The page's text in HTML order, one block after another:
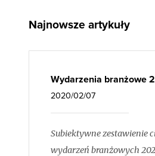
Najnowsze artykuły
Wydarzenia branżowe
2020/02/07
Subiektywne zestawienie
wydarzeń branżowych